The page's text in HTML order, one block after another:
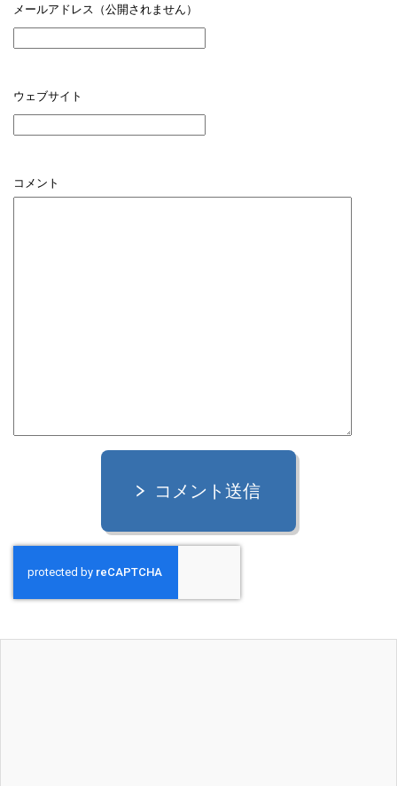
メールアドレス（公開されません）
ウェブサイト
コメント
コメント送信